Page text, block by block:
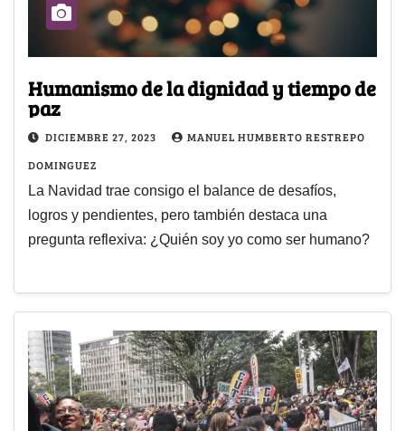
Humanismo de la dignidad y tiempo de
paz
DICIEMBRE 27, 2023
MANUEL HUMBERTO RESTREPO
DOMINGUEZ
La Navidad trae consigo el balance de desafíos,
logros y pendientes, pero también destaca una
pregunta reflexiva: ¿Quién soy yo como ser humano?